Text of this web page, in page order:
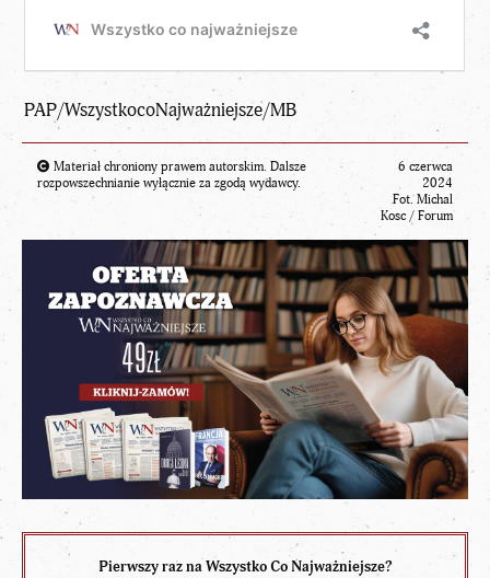
PAP/WszystkocoNajważniejsze/MB
Materiał chroniony prawem autorskim. Dalsze
rozpowszechnianie wyłącznie za zgodą wydawcy.
6 czerwca
2024
Fot. Michal
Kosc / Forum
Pierwszy raz na Wszystko Co Najważniejsze?